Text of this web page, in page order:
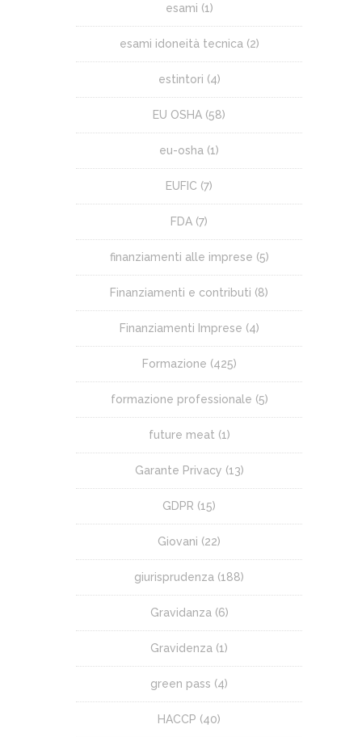
esami (1)
esami idoneità tecnica (2)
estintori (4)
EU OSHA (58)
eu-osha (1)
EUFIC (7)
FDA (7)
finanziamenti alle imprese (5)
Finanziamenti e contributi (8)
Finanziamenti Imprese (4)
Formazione (425)
formazione professionale (5)
future meat (1)
Garante Privacy (13)
GDPR (15)
Giovani (22)
giurisprudenza (188)
Gravidanza (6)
Gravidenza (1)
green pass (4)
HACCP (40)